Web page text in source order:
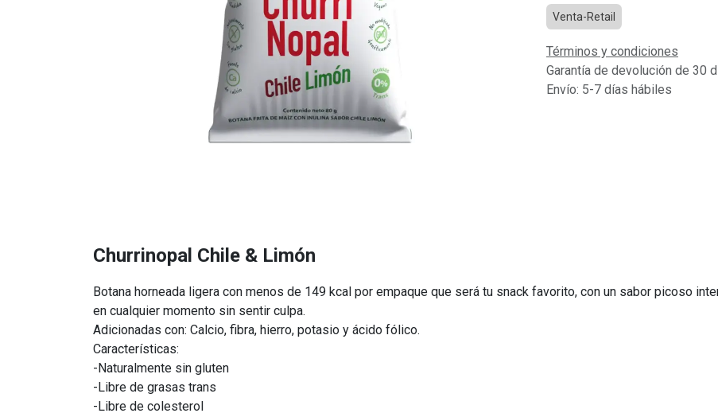
Venta-Retail
Términos y condiciones
Garantía de devolución de 30
Envío: 5-7 días hábiles
Churrinopal Chile & Limón
Botana horneada ligera con menos de 149 kcal por empaque que será tu snack favorito, con un sabor picoso
en cualquier momento sin sentir culpa.
Adicionadas con: Calcio, fibra, hierro, potasio y ácido fólico.
Características:
-Naturalmente sin gluten
-Libre de grasas trans
-Libre de colesterol